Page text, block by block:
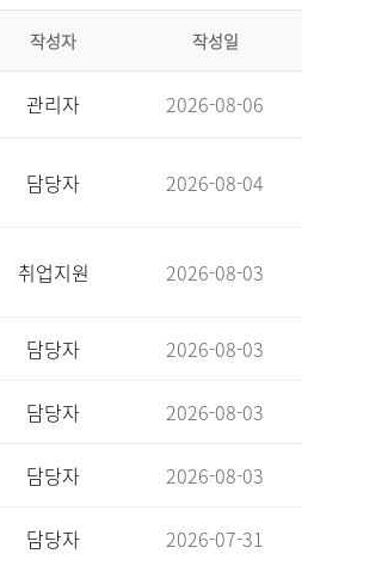
작성자 작성일
관리자 2026-08-06
담당자 2026-08-04
취업지원 2026-08-03
담당자 2026-08-03
담당자 2026-08-03
담당자 2026-08-03
담당자 2026-07-31